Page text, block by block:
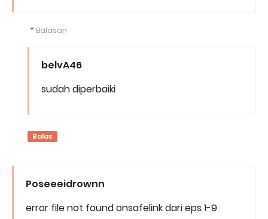
Balasan
belvA46
sudah diperbaiki
Balas
Poseeeidrownn
error file not found onsafelink dari eps 1-9